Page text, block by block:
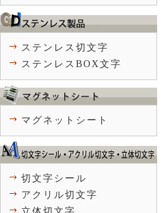
ステンレス切文字
ステンレスBOX文字
マグネットシート
切文字シール
アクリル切文字